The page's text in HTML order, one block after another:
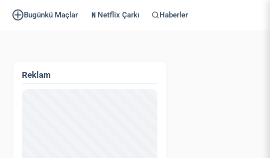
Bugünkü Maçlar Netflix Çarkı Haberler
Reklam